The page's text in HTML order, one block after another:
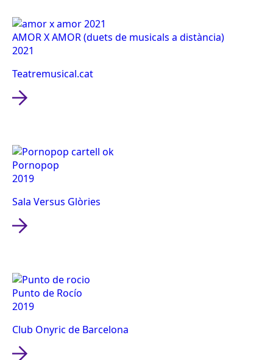
AMOR X AMOR (duets de musicals a distància)
2021
Teatremusical.cat
Pornopop
2019
Sala Versus Glòries
Punto de Rocío
2019
Club Onyric de Barcelona